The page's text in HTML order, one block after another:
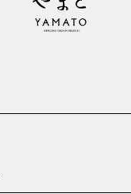
Outerwear